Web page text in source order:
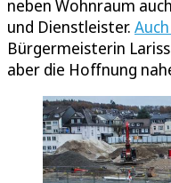
neben Wohnraum
und Dienstleister.
Bürgermeisterin
aber die Hoffnung